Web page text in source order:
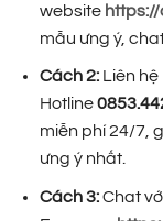
website
mẫu ưng ý,
Cách 2:Liên hệ
Hotline
miễn phí 24/7,
ưng ý nhất.
Cách 3:Chat